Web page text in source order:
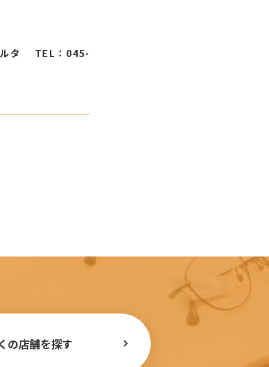
ルタ TEL：045-
の店舗を探す